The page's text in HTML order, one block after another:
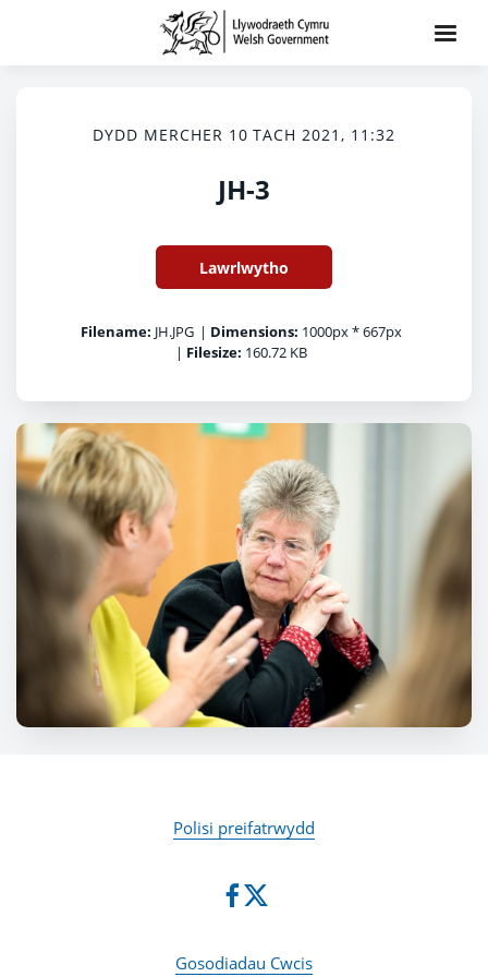
DYDD MERCHER 10 TACH 2021, 11:32
JH-3
Lawrlwytho
Filename: JH.JPG | Dimensions: 1000px * 667px
| Filesize: 160.72 KB
Polisi preifatrwydd
Gosodiadau Cwcis